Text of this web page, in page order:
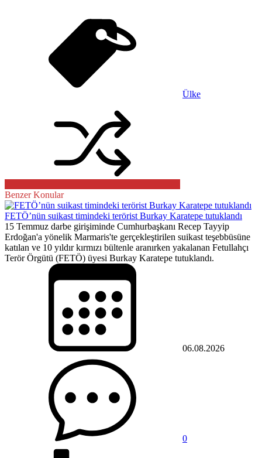
Ülke
Benzer Konular
FETÖ’nün suikast timindeki terörist Burkay Karatepe tutuklandı
15 Temmuz darbe girişiminde Cumhurbaşkanı Recep Tayyip
Erdoğan'a yönelik Marmaris'te gerçekleştirilen suikast teşebbüsüne
katılan ve 10 yıldır kırmızı bültenle aranırken yakalanan Fetullahçı
Terör Örgütü (FETÖ) üyesi Burkay Karatepe tutuklandı.
06.08.2026
0